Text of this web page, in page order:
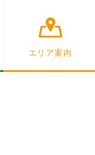
エリア案内